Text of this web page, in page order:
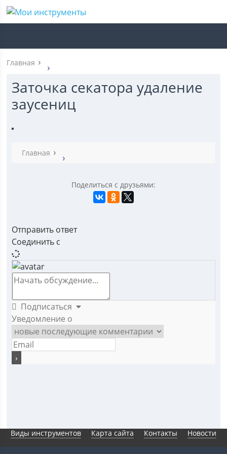
Главная
Заточка секатора удаление
заусениц
Главная
Поделиться с друзьями:
Отправить ответ
Соединить с
Подписаться
Уведомление о
Виды инструментов Карта сайта Контакты Новости